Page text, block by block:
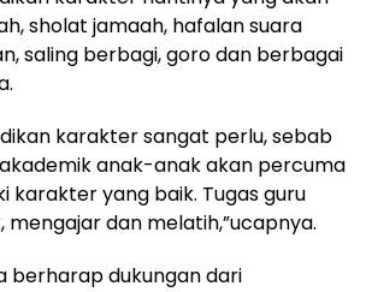
sholat jamaah, hafalan suara
saling berbagi, goro dan berbagai
karakter sangat perlu, sebab
anak-anak akan percuma
karakter yang baik. Tugas guru
mengajar dan melatih,”ucapnya.
berharap dukungan dari